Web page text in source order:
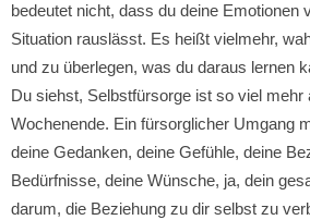
bedeutet nicht, dass du deine Emotionen
Situation rauslässt. Es heißt vielmehr,
und zu überlegen, was du daraus lernen
Du siehst, Selbstfürsorge ist so viel mehr
Wochenende. Ein fürsorglicher Umgang
deine Gedanken, deine Gefühle, deine
Bedürfnisse, deine Wünsche, ja, dein
darum, die Beziehung zu dir selbst zu